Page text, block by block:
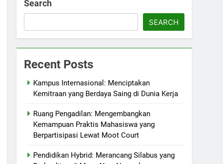
Search
SEARCH
Recent Posts
Kampus Internasional: Menciptakan
Kemitraan yang Berdaya Saing di Dunia Kerja
Ruang Pengadilan: Mengembangkan
Kemampuan Praktis Mahasiswa yang
Berpartisipasi Lewat Moot Court
Pendidikan Hybrid: Merancang Silabus yang